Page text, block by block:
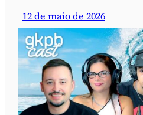
12 de maio de 2026